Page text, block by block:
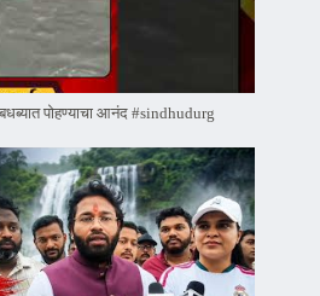
पोहण्याचा आनंद #sindhudurg